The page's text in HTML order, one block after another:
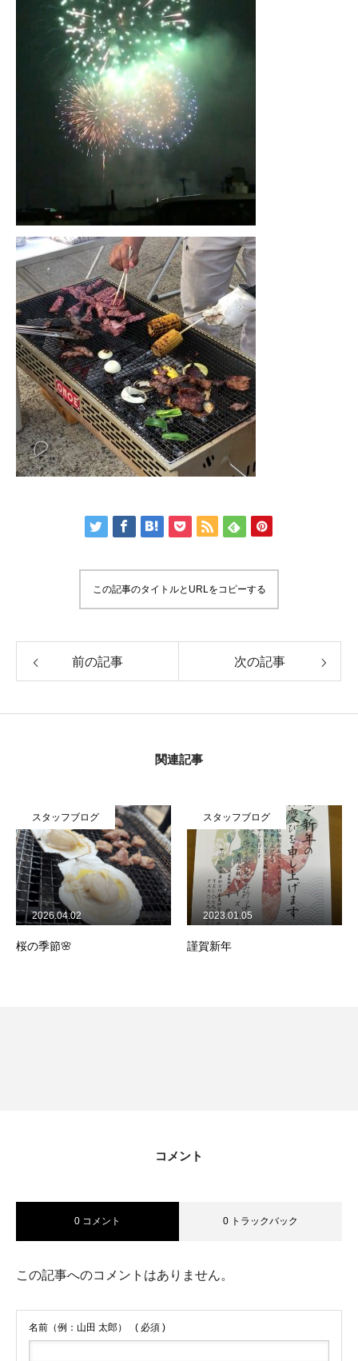
ホーム
この記事のタイトルとURLをコピーする
前の記事 次の記事
関連記事
スタッフブログ
桜の季節🌸
2026.04.02
スタッフブログ
謹賀新年
2023.01.05
コメント
0 コメント 0 トラックバック
この記事へのコメントはありません。
名前（例：山田 太郎） ( 必須 )